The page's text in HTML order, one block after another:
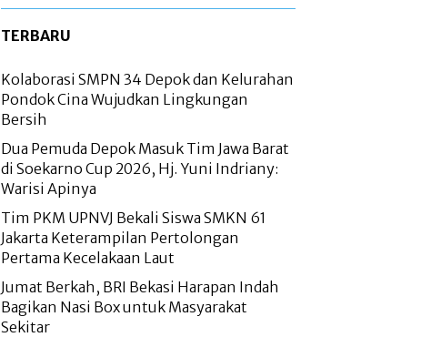
TERBARU
Kolaborasi SMPN 34 Depok dan Kelurahan
Pondok Cina Wujudkan Lingkungan
Bersih
Dua Pemuda Depok Masuk Tim Jawa Barat
di Soekarno Cup 2026, Hj. Yuni Indriany:
Warisi Apinya
Tim PKM UPNVJ Bekali Siswa SMKN 61
Jakarta Keterampilan Pertolongan
Pertama Kecelakaan Laut
Jumat Berkah, BRI Bekasi Harapan Indah
Bagikan Nasi Box untuk Masyarakat
Sekitar